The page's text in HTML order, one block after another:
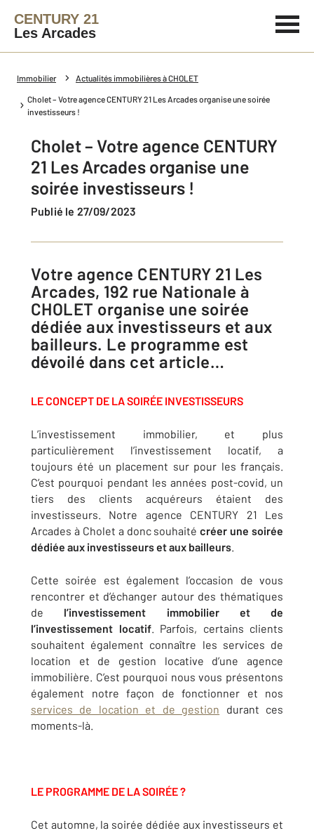
CENTURY 21
Les Arcades
Immobilier Actualités immobilières à CHOLET
Cholet – Votre agence CENTURY 21 Les Arcades organise une soirée
investisseurs !
Cholet – Votre agence CENTURY
21 Les Arcades organise une
soirée investisseurs !
Publié le 27/09/2023
Votre agence CENTURY 21 Les
Arcades, 192 rue Nationale à
CHOLET organise une soirée
dédiée aux investisseurs et aux
bailleurs. Le programme est
dévoilé dans cet article…
LE CONCEPT DE LA SOIRÉE INVESTISSEURS
L’investissement immobilier, et plus
particulièrement l’investissement locatif, a
toujours été un placement sur pour les français.
C’est pourquoi pendant les années post-covid, un
tiers des clients acquéreurs étaient des
investisseurs. Notre agence CENTURY 21 Les
Arcades à Cholet a donc souhaitécréer une soirée
dédiée aux investisseurs et aux bailleurs.
Cette soirée est également l’occasion de vous
rencontrer et d’échanger autour des thématiques
de l’investissement immobilier et de
l’investissement locatif. Parfois, certains clients
souhaitent également connaître les services de
location et de gestion locative d’une agence
immobilière. C’est pourquoi nous vous présentons
également notre façon de fonctionner et nos
services de location et de gestion durant ces
moments-là.
LE PROGRAMME DE LA SOIRÉE ?
Cet automne, la soirée dédiée aux investisseurs et